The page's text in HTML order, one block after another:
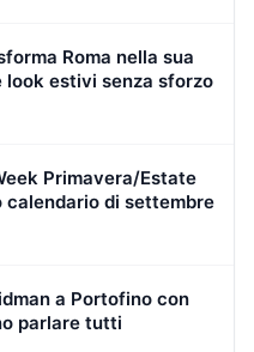
Roma nella sua
look estivi senza sforzo
Primavera/Estate
di settembre
a Portofino con
parlare tutti